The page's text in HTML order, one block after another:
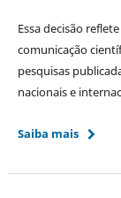
Essa decisão
comunicação
pesquisas
nacionais e
Saiba mais